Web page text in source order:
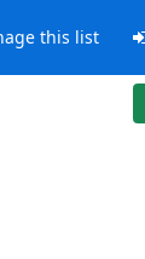
this list